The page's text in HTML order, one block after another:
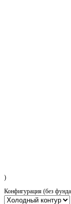
)
Конфигурация (без